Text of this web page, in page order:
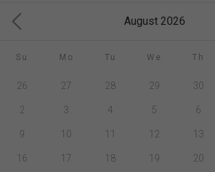
August 2026
Su Mo Tu We Th
26 27 28 29 30
2 3 4 5 6
9 10 11 12 13
16 17 18 19 20